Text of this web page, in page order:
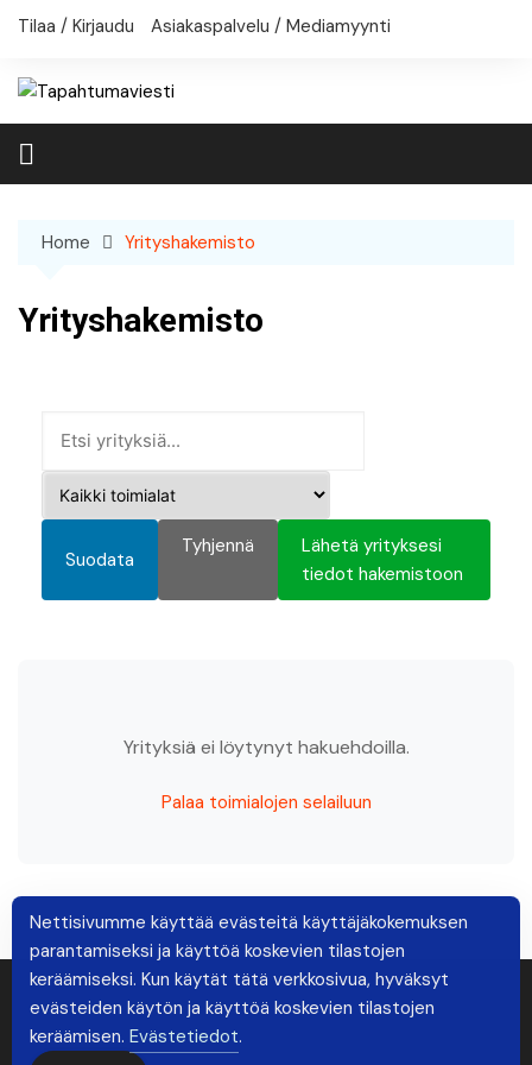
Skip
Tilaa / Kirjaudu Asiakaspalvelu / Mediamyynti
Home Yrityshakemisto
Yrityshakemisto
Suodata
Tyhjennä
Lähetä yrityksesi
tiedot hakemistoon
Yrityksiä ei löytynyt hakuehdoilla.
Palaa toimialojen selailuun
Nettisivumme käyttää evästeitä käyttäjäkokemuksen
parantamiseksi ja käyttöä koskevien tilastojen
keräämiseksi. Kun käytät tätä verkkosivua, hyväksyt
evästeiden käytön ja käyttöä koskevien tilastojen
keräämisen. Evästetiedot.